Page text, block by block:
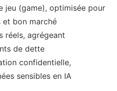
jeu (game), optimisée pour
et bon marché
réels, agrégeant
de dette
confidentielle,
sensibles en IA